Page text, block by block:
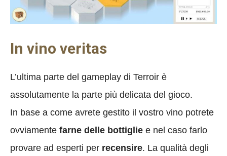
In vino veritas
L’ultima parte del gameplay di Terroir è
assolutamente la parte più delicata del gioco.
In base a come avrete gestito il vostro vino potrete
ovviamente farne delle bottiglie e nel caso farlo
provare ad esperti per recensire. La qualità degli